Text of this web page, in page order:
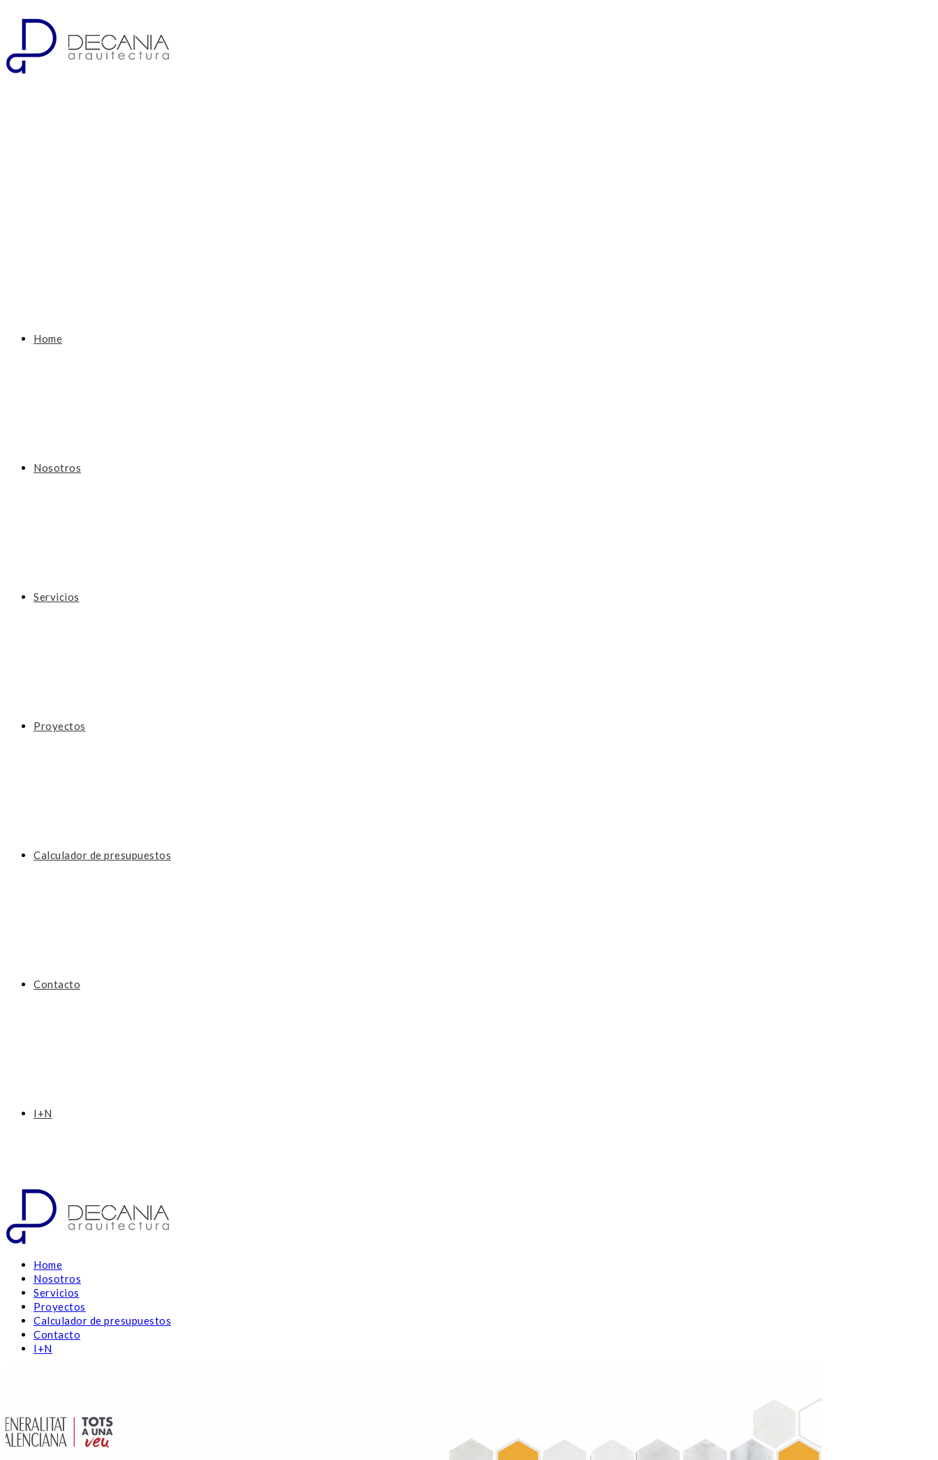
Home
Nosotros
Servicios
Proyectos
Calculador de presupuestos
Contacto
I+N
Home
Nosotros
Servicios
Proyectos
Calculador de presupuestos
Contacto
I+N